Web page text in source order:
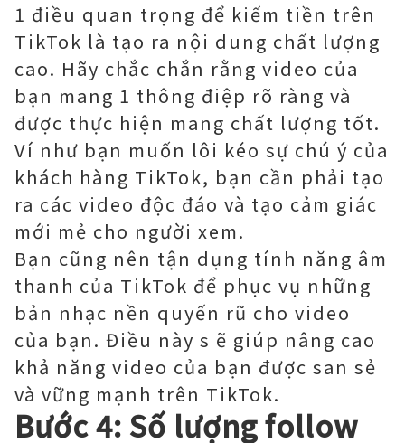
1 điều quan trọng để kiếm tiền trên
TikTok là tạo ra nội dung chất lượng
cao. Hãy chắc chắn rằng video của
bạn mang 1 thông điệp rõ ràng và
được thực hiện mang chất lượng tốt.
Ví như bạn muốn lôi kéo sự chú ý của
khách hàng TikTok, bạn cần phải tạo
ra các video độc đáo và tạo cảm giác
mới mẻ cho người xem.
Bạn cũng nên tận dụng tính năng âm
thanh của TikTok để phục vụ những
bản nhạc nền quyến rũ cho video
của bạn. Điều này s ẽ giúp nâng cao
khả năng video của bạn được san sẻ
và vững mạnh trên TikTok.
Bước 4: Số lượng follow